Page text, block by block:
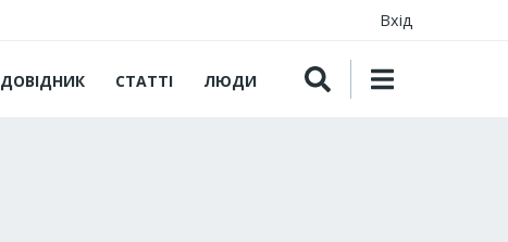
Вхід
ДОВІДНИК СТАТТІ ЛЮДИ